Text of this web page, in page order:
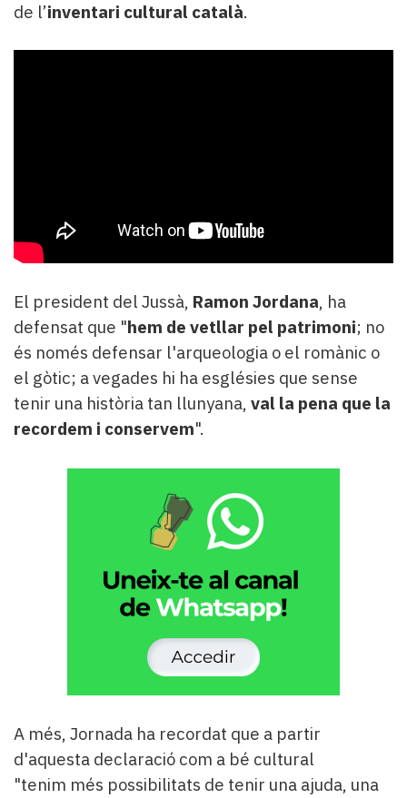
de l’inventari cultural català.
El president del Jussà, Ramon Jordana, ha
defensat que "hem de vetllar pel patrimoni; no
és només defensar l'arqueologia o el romànic o
el gòtic; a vegades hi ha esglésies que sense
tenir una història tan llunyana, val la pena que la
recordem i conservem".
A més, Jornada ha recordat que a partir
d'aquesta declaració com a bé cultural
"tenim més possibilitats de tenir una ajuda, una